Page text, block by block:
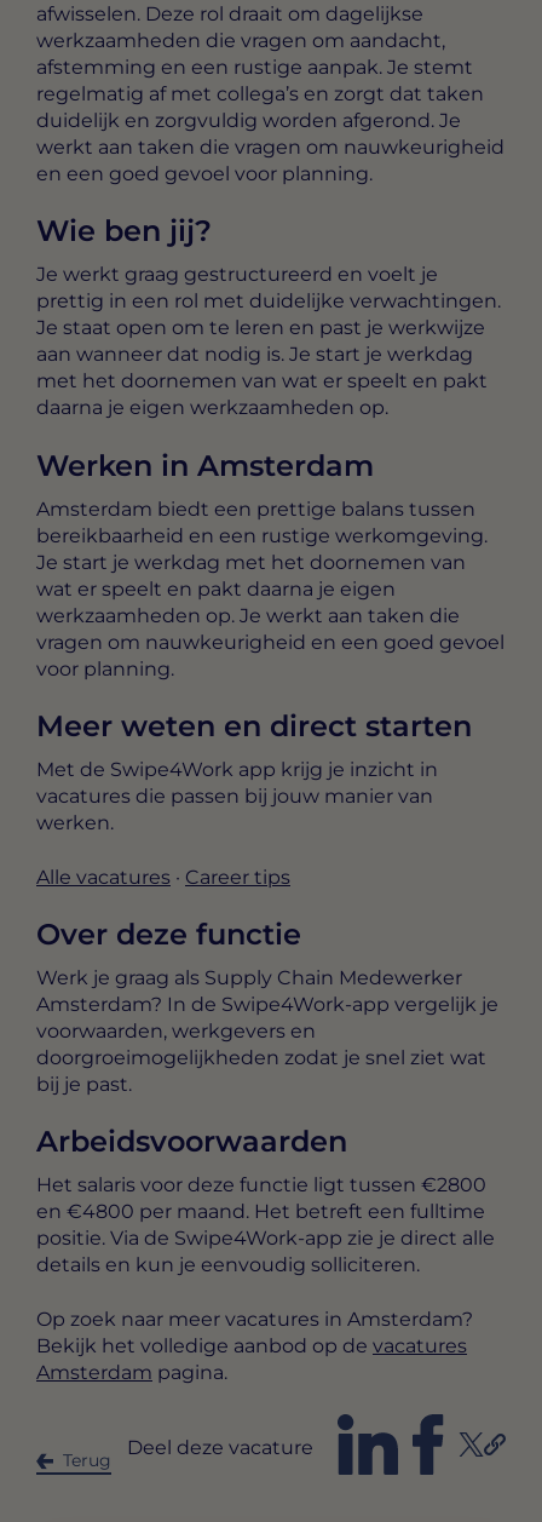
afwisselen. Deze rol draait om dagelijkse
werkzaamheden die vragen om aandacht,
afstemming en een rustige aanpak. Je stemt
regelmatig af met collega’s en zorgt dat taken
duidelijk en zorgvuldig worden afgerond. Je
werkt aan taken die vragen om nauwkeurigheid
en een goed gevoel voor planning.
Wie ben jij?
Je werkt graag gestructureerd en voelt je
prettig in een rol met duidelijke verwachtingen.
Je staat open om te leren en past je werkwijze
aan wanneer dat nodig is. Je start je werkdag
met het doornemen van wat er speelt en pakt
daarna je eigen werkzaamheden op.
Werken in Amsterdam
Amsterdam biedt een prettige balans tussen
bereikbaarheid en een rustige werkomgeving.
Je start je werkdag met het doornemen van
wat er speelt en pakt daarna je eigen
werkzaamheden op. Je werkt aan taken die
vragen om nauwkeurigheid en een goed gevoel
voor planning.
Meer weten en direct starten
Met de Swipe4Work app krijg je inzicht in
vacatures die passen bij jouw manier van
werken.
Alle vacatures · Career tips
Over deze functie
Werk je graag als Supply Chain Medewerker
Amsterdam? In de Swipe4Work-app vergelijk je
voorwaarden, werkgevers en
doorgroeimogelijkheden zodat je snel ziet wat
bij je past.
Arbeidsvoorwaarden
Het salaris voor deze functie ligt tussen €2800
en €4800 per maand . Het betreft een fulltime
positie. Via de Swipe4Work-app zie je direct alle
details en kun je eenvoudig solliciteren.
Op zoek naar meer vacatures in Amsterdam?
Bekijk het volledige aanbod op de vacatures
Amsterdam pagina.
Terug
Deel deze vacature